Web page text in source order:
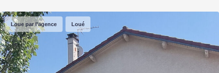
Loue par l'agence Loué